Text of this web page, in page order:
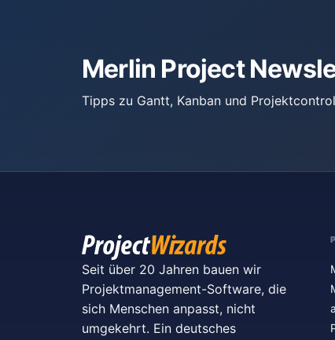
Merlin Project
Tipps zu Gantt, Kanban und
Seit über 20 Jahren bauen wir
Projektmanagement-Software, die
sich Menschen anpasst, nicht
umgekehrt. Ein deutsches